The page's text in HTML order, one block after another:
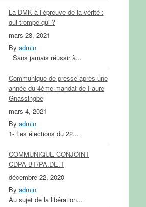
La DMK à l’épreuve de la vérité :
qui trompe qui ?
mars 28, 2021
By admin
Sans jamais réussir à...
Communique de presse après une
année du 4ème mandat de Faure
Gnassingbe
mars 4, 2021
By admin
1- Les élections du 22...
COMMUNIQUE CONJOINT
CDPA-BT/PA.DE.T
décembre 22, 2020
By admin
Au sujet de la libération...